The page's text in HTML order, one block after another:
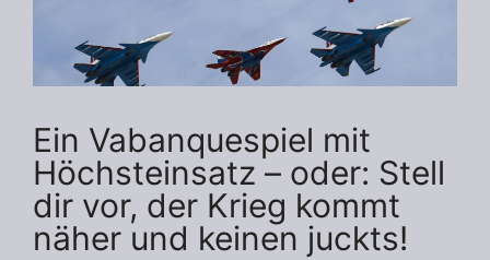
Ein Vabanquespiel mit
Höchsteinsatz – oder: Stell
dir vor, der Krieg kommt
näher und keinen juckts!